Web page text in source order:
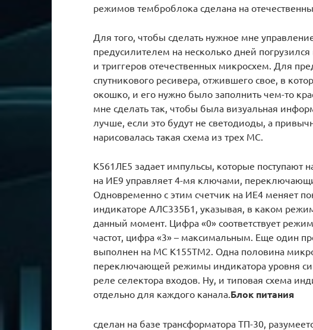
режимов темброблока сделана на
Для того, чтобы сделать нужное мне
предусилителем на несколько дней
и триггеров отечественных микросхем. Для
спутникового ресивера, отжившего свое, в
окошко, и его нужно было заполнить чем-то
мне сделать так, чтобы была визуальная
лучше, если это будут не светодиоды, а
нарисовалась такая схема из трех МС.
К561ЛЕ5 задает импульсы, которые поступают
на ИЕ9 управляет 4-мя ключами,
Одновременно с этим счетчик на ИЕ4 меняет
индикаторе АЛС335Б1, указывая, в каком
данный момент. Цифра «0» соответствует
частот, цифра «3» – максимальным. Еще один
выполнен на МС К155ТМ2. Одна половина
переключающей режимы индикатора уровня
реле селектора входов. Ну, и типовая схема
отдельно для каждого канала. Блок питания
сделан на базе трансформатора ТП-30,